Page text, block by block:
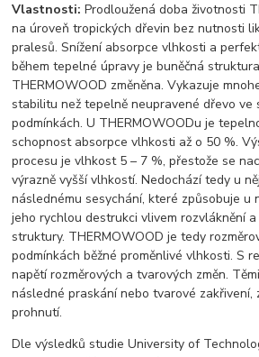
Vlastnosti: Prodloužená doba životnosti
na úroveň tropických dřevin bez nutnosti
pralesů. Snížení absorpce vlhkosti a
během tepelné úpravy je buněčná
THERMOWOOD změněna. Vykazuje
stabilitu než tepelně neupravené dřevo ve
podmínkách. U THERMOWOODu je
schopnost absorpce vlhkosti až o 50 %.
procesu je vlhkost 5 – 7 %, přestože se
výrazně vyšší vlhkostí. Nedochází tedy u
následnému sesychání, které způsobuje u
jeho rychlou destrukci vlivem rozvláknění
struktury. THERMOWOOD je tedy
podmínkách běžné proměnlivé vlhkosti. S
napětí rozměrových a tvarových změn.
následné praskání nebo tvarové zakřivení,
prohnutí.
Dle výsledků studie University of